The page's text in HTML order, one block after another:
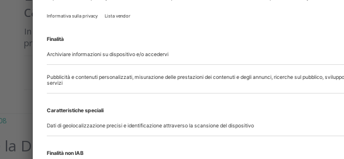
candidato presidente Tomaso Conci
In vista delle elezioni ANDI 2026, Odontoiatria33 ha intervistato il candidato
presidente Tomaso Conci della lista Orizzonti
Dental School di Torino